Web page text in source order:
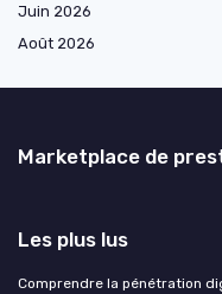
Juin 2026
Août 2026
Marketplace de
Les plus lus
Comprendre la pénétration